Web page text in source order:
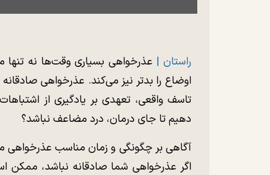
راستان | عذرخواهی بسیاری وقت‌ها نه تنها
اوضاع را بدتر نیز می‌کند. عذرخواهی
تاسف واقعی، تعهدی بر یادگیری از
دهیم تا جای درمان، درد مضاعف نباشد؟
آگاهی بر چگونگی و زمان مناسب عذرخواهی
اگر عذرخواهی شما صادقانه نباشد، ممکن